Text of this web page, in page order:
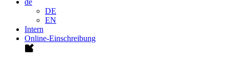
de
DE
EN
Intern
Online-Einschreibung